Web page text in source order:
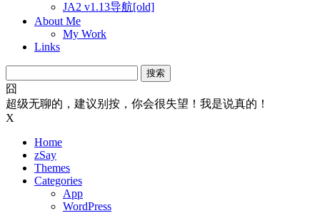
JA2 v1.13导航[old]
About Me
My Work
Links
索：
囧
超级无聊的，建议别按，你会很失望！我是说真的！
X
Home
zSay
Themes
Categories
App
WordPress